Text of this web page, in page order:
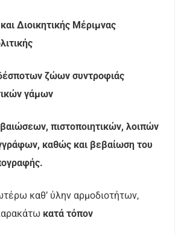
Διοικητικής Μέριμνας
ζώων συντροφιάς
γάμων
πιστοποιητικών, λοιπών
καθώς και βεβαίωση του
καθ’ ύλην αρμοδιοτήτων,
κατά τόπον